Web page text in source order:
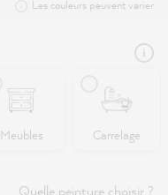
Les couleurs peuvent varier
Meubles Carrelage
Quelle peinture choisir ?